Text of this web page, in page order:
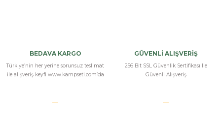
BEDAVA KARGO
Türkiye’nin her yerine sorunsuz teslimat
ile alışveriş keyfi www.kampseti.com’da
GÜVENLİ ALIŞVERİŞ
256 Bit SSL Güvenlik Sertifikası İle
Güvenli Alışveriş